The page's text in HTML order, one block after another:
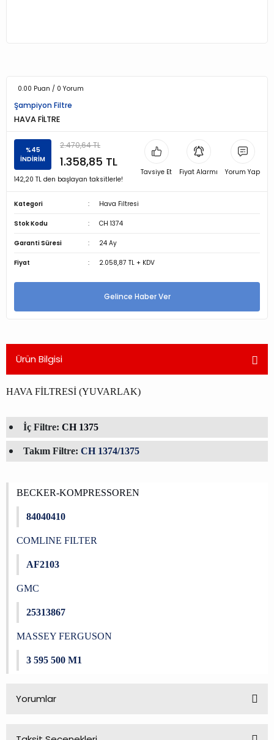
0.00 Puan / 0 Yorum
Şampiyon Filtre
HAVA FİLTRE
%45
İNDİRİM
2.470,64 TL
1.358,85 TL
142,20 TL den başlayan taksitlerle!
Tavsiye Et Fiyat Alarmı Yorum Yap
Kategori Hava Filtresi
Stok Kodu CH 1374
Garanti Süresi 24 Ay
Fiyat 2.058,87 TL + KDV
Gelince Haber Ver
Ürün Bilgisi
HAVA FİLTRESİ (YUVARLAK)
İç Filtre: CH 1375
Takım Filtre: CH 1374/1375
BECKER-KOMPRESSOREN
84040410
COMLINE FILTER
AF2103
GMC
25313867
MASSEY FERGUSON
3 595 500 M1
Yorumlar